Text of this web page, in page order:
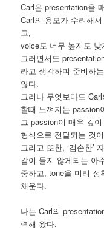
Carl은 presentation을
Carl의 용모가 수려해
고,
voice도 너무 높지도
그러면서도
라고 생각하며 준비하
않다.
그러나 무엇보다도
할때 느껴지는 passion
그 passion이 매우 깊
형식으로 전달되는 것
그리고 또한, ‘겸손한’
감이 들지 않게되는 아
중하고, tone을 미리
채운다.
나는 Carl의
력해 왔다.